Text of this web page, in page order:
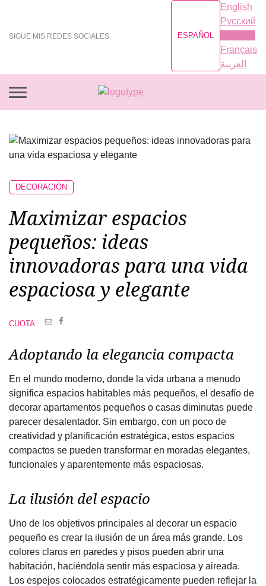
SIGUE MIS REDES SOCIALES ESPAÑOL
English
Русский
Français
العربية
Maximizar espacios
pequeños: ideas
innovadoras para una vida
espaciosa y elegante
DECORACIÓN
CUOTA
Adoptando la elegancia compacta
En el mundo moderno, donde la vida urbana a menudo
significa espacios habitables más pequeños, el desafío de
decorar apartamentos pequeños o casas diminutas puede
parecer desalentador. Sin embargo, con un poco de
creatividad y planificación estratégica, estos espacios
compactos se pueden transformar en moradas elegantes,
funcionales y aparentemente más espaciosas.
La ilusión del espacio
Uno de los objetivos principales al decorar un espacio
pequeño es crear la ilusión de un área más grande. Los
colores claros en paredes y pisos pueden abrir una
habitación, haciéndola sentir más espaciosa y aireada.
Los espejos colocados estratégicamente pueden reflejar la